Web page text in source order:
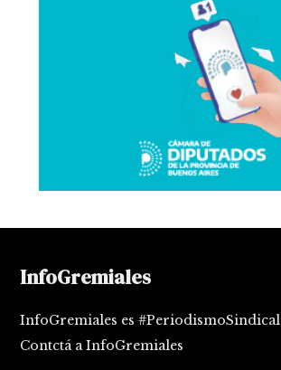
InfoGremiales
InfoGremiales es #PeriodismoSindical
Contctá a InfoGremiales